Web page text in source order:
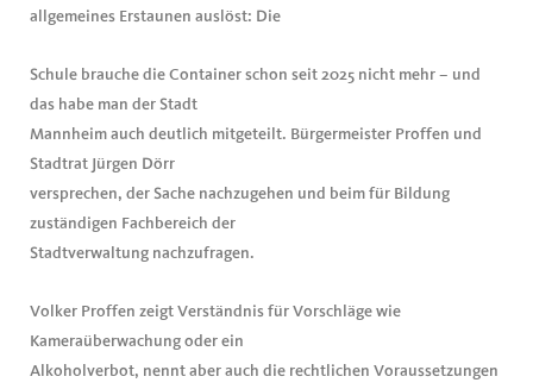
allgemeines Erstaunen auslöst: Die
Schule brauche die Container schon seit 2025 nicht mehr – und
das habe man der Stadt
Mannheim auch deutlich mitgeteilt. Bürgermeister Proffen und
Stadtrat Jürgen Dörr
versprechen, der Sache nachzugehen und beim für Bildung
zuständigen Fachbereich der
Stadtverwaltung nachzufragen.
Volker Proffen zeigt Verständnis für Vorschläge wie
Kameraüberwachung oder ein
Alkoholverbot, nennt aber auch die rechtlichen Voraussetzungen